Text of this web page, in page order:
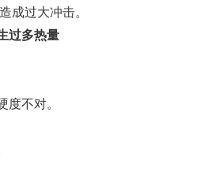
成过大冲击。
过多热量
度不对。